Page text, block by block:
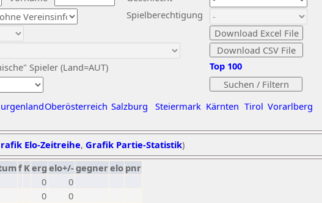
Spieler (Land=AUT)
Spielberechtigung
Oberösterreich Salzburg Steiermark Kärnten Tirol Vorarlberg
Top 100
Elo-Zeitreihe, Grafik Partie-Statistik)
f Kerg elo+/-gegnerelo pnr
0
0
0
0